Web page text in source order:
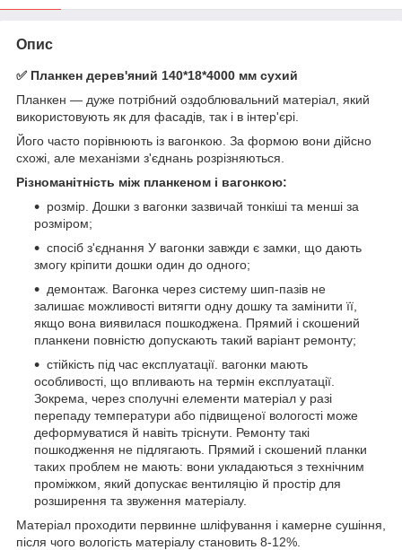
Опис
✅ Планкен дерев'яний 140*18*4000 мм сухий
Планкен — дуже потрібний оздоблювальний матеріал, який
використовують як для фасадів, так і в інтер'єрі.
Його часто порівнюють із вагонкою. За формою вони дійсно
схожі, але механізми з'єднань розрізняються.
Різноманітність між планкеном і вагонкою:
розмір. Дошки з вагонки зазвичай тонкіші та менші за
розміром;
спосіб з'єднання У вагонки завжди є замки, що дають
змогу кріпити дошки один до одного;
демонтаж. Вагонка через систему шип-пазів не
залишає можливості витягти одну дошку та замінити її,
якщо вона виявилася пошкоджена. Прямий і скошений
планкени повністю допускають такий варіант ремонту;
стійкість під час експлуатації. вагонки мають
особливості, що впливають на термін експлуатації.
Зокрема, через сполучні елементи матеріал у разі
перепаду температури або підвищеної вологості може
деформуватися й навіть тріснути. Ремонту такі
пошкодження не підлягають. Прямий і скошений планки
таких проблем не мають: вони укладаються з технічним
проміжком, який допускає вентиляцію й простір для
розширення та звуження матеріалу.
Матеріал проходити первинне шліфування і камерне сушіння,
після чого вологість матеріалу становить 8-12%.